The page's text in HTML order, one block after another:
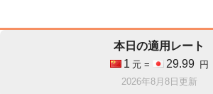
本日の適用レート
1 元 = 29.99
円
2026年8月8日更新